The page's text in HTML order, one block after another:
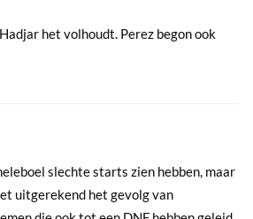
het volhoudt. Perez begon ook
slechte starts zien hebben, maar
uitgerekend het gevolg van